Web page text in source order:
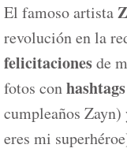
El famoso artista
revolución en la
felicitacionesde
fotos conhashtags
cumpleaños
eres mi